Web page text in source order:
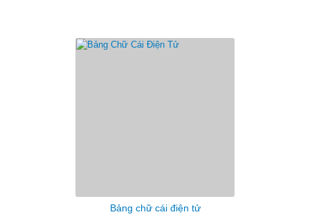
Bảng chữ cái điện tử